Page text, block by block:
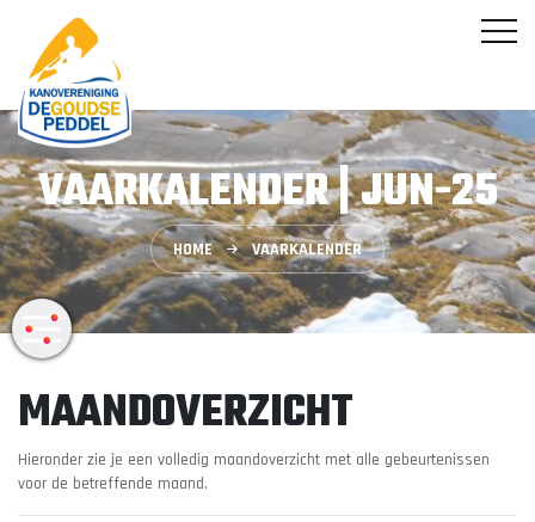
VAARKALENDER | JUN-25
HOME VAARKALENDER
MAANDOVERZICHT
Hieronder zie je een volledig maandoverzicht met alle gebeurtenissen
voor de betreffende maand.